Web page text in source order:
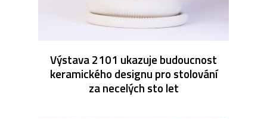
Výstava 2101 ukazuje budoucnost
keramického designu pro stolování
za necelých sto let